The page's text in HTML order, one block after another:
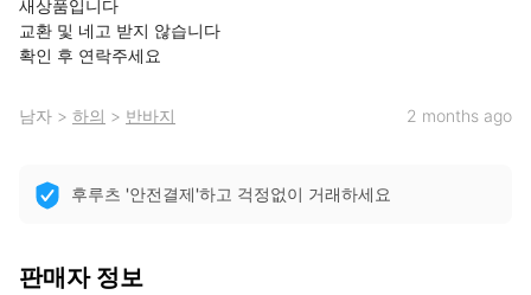
새상품입니다
교환 및 네고 받지 않습니다
확인 후 연락주세요
남자 > 하의 > 반바지 2 months ago
후루츠 '안전결제'하고 걱정없이 거래하세요
판매자 정보